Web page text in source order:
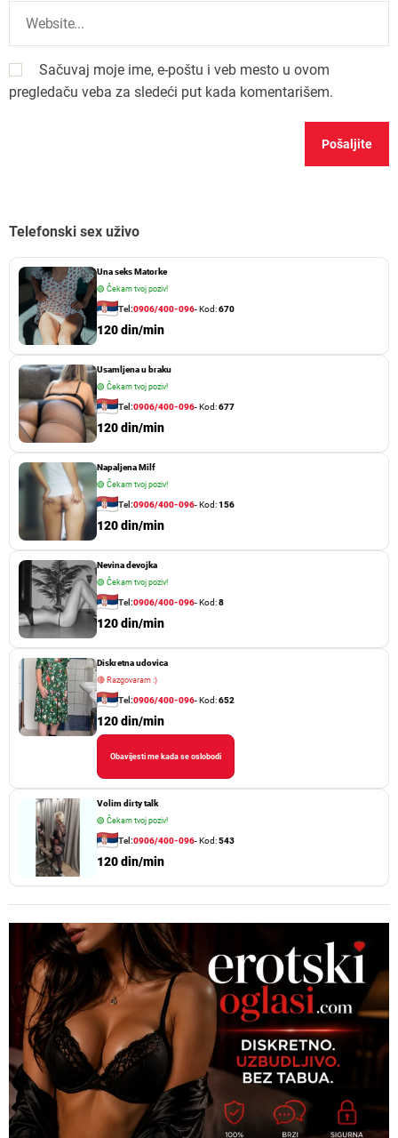
Sačuvaj moje ime, e-poštu i veb mesto u ovom
pregledaču veba za sledeći put kada komentarišem.
Telefonski sex uživo
Una seks Matorke
🟢 Čekam tvoj poziv!
Tel:0906/400-096- Kod:670
120 din/min
Usamljena u braku
🟢 Čekam tvoj poziv!
Tel:0906/400-096- Kod:677
120 din/min
Napaljena Milf
🟢 Čekam tvoj poziv!
Tel:0906/400-096- Kod:156
120 din/min
Nevina devojka
🟢 Čekam tvoj poziv!
Tel:0906/400-096- Kod:8
120 din/min
Diskretna udovica
🔴Razgovaram :)
Tel:0906/400-096- Kod:652
120 din/min
Obavijesti me kada se oslobodi
Volim dirty talk
🟢 Čekam tvoj poziv!
Tel:0906/400-096- Kod:543
120 din/min